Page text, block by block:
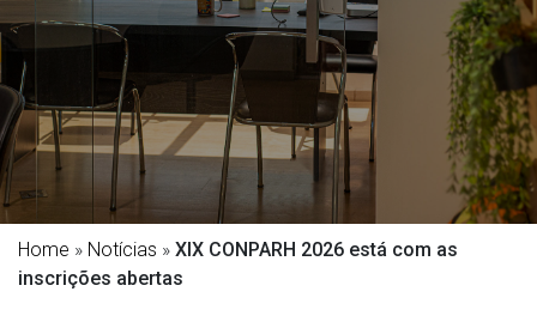
Home » Notícias » XIX CONPARH 2026 está com as
inscrições abertas